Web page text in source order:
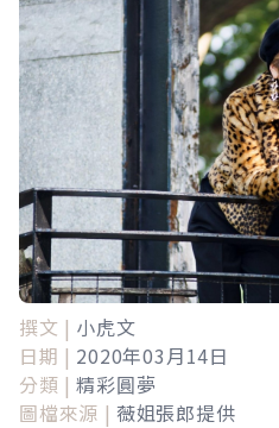
撰文 | 小虎文
日期 | 2020年03月14日
分類 | 精彩圓夢
圖檔來源 | 薇姐張郎提供